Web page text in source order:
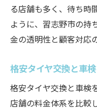
る店舗も多く、待ち時
ように、習志野市の持
金の透明性と顧客対応
格安タイヤ交換と車
格安タイヤ交換と車検
店舗の料金体系を比較